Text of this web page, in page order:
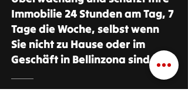
Immobilie 24 Stunden am Tag, 7
Tage die Woche, selbst wenn
Sie nicht zu Hause oder im
Geschäft in Bellinzona sind.»